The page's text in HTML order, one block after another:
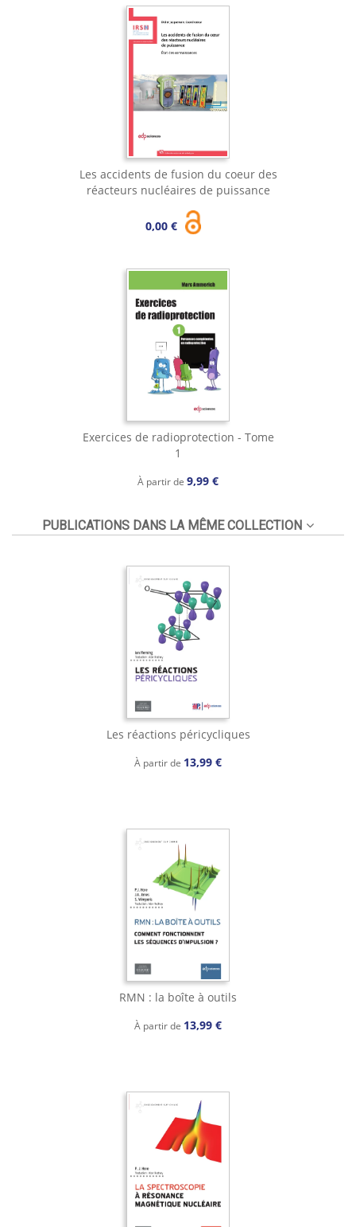
Les accidents de fusion du coeur des
réacteurs nucléaires de puissance
0,00 €
Exercices de radioprotection - Tome
1
À partir de 9,99 €
PUBLICATIONS DANS LA MÊME COLLECTION
Les réactions péricycliques
À partir de 13,99 €
RMN : la boîte à outils
À partir de 13,99 €